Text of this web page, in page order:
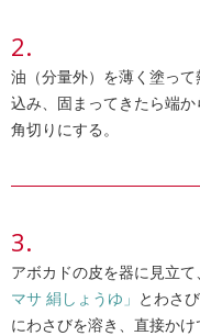
油（分量外）を薄く塗っ
込み、固まってきたら端
角切りにする。
アボカドの皮を器に見立て
マサ 絹しょうゆ」 とわさ
にわさびを溶き、直接かけ